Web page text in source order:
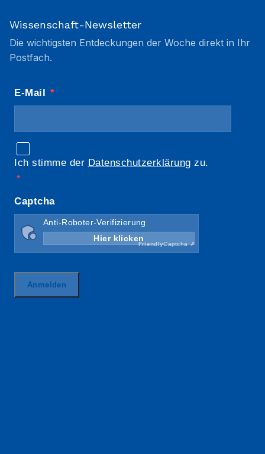
Wissenschaft-Newsletter
Die wichtigsten Entdeckungen der Woche direkt in Ihr
Postfach.